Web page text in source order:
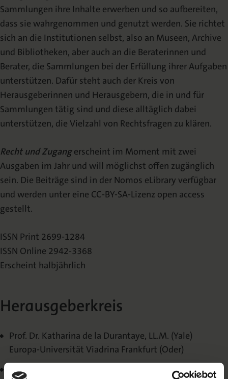
Sammlungen ihre Inhalte erwerben und so aufbereiten,
dass sie wahrgenommen und genutzt werden. Sie richtet
sich an die Institutionen selbst, also an Museen, Archive
und Bibliotheken, aber auch an die Beraterinnen und
Berater, die Sammlungen bei der Erfüllung ihrer Aufgaben
unterstützen. Dafür steht auch der Kreis von
Herausgeberinnen und Herausgebern, die in und für
Sammlungen tätig sind und diese alltäglich dabei
unterstützen, die Vielzahl von Rechtsfragen zu klären.
Recht und Zugangerscheint im Moment mit zwei
Ausgaben im Jahr und will möglichst offen zugänglich
sein. Die Beiträge sind in der Nomos eLibrary verfügbar
und werden unter eine CC-BY-SA-Lizenz open access
gestellt.
ISSN Print 2699-1284
ISSN Online 2942-3368
Erscheint halbjährlich
Herausgeberkreis
Prof. Dr. Katharina de la Durantaye, LL.M. (Yale)
Europa-Universität Viadrina Frankfurt (Oder)
Prof. Dr. Ellen Euler, LL.M.